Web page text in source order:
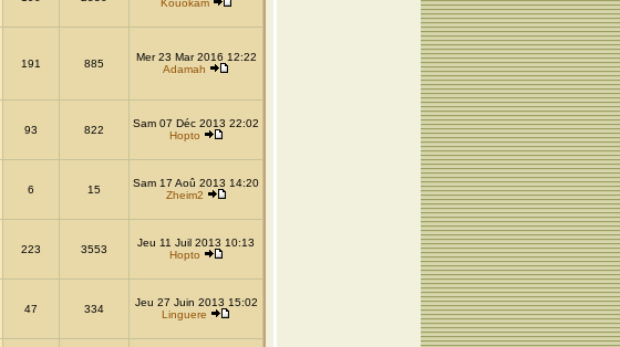
Kouokam
191 885
Mer 23 Mar 2016 12:22
Adamah
93 822
Sam 07 Déc 2013 22:02
Hopto
6 15
Sam 17 Aoû 2013 14:20
Zheim2
223 3553
Jeu 11 Juil 2013 10:13
Hopto
47 334
Jeu 27 Juin 2013 15:02
Linguere